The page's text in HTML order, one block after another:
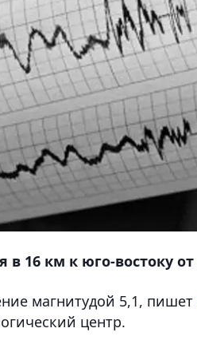
16 км к юго-востоку от
магнитудой 5,1, пишет
центр.